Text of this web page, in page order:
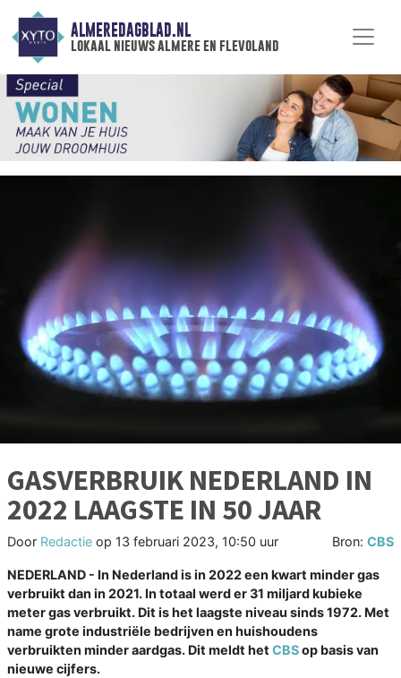
ALMEREDAGBLAD.NL
lokaal nieuws almere en flevoland
GASVERBRUIK NEDERLAND IN
2022 LAAGSTE IN 50 JAAR
Door Redactie op 13 februari 2023, 10:50 uur Bron: CBS
NEDERLAND - In Nederland is in 2022 een kwart minder gas
verbruikt dan in 2021. In totaal werd er 31 miljard kubieke
meter gas verbruikt. Dit is het laagste niveau sinds 1972. Met
name grote industriële bedrijven en huishoudens
verbruikten minder aardgas. Dit meldt het CBSop basis van
nieuwe cijfers.